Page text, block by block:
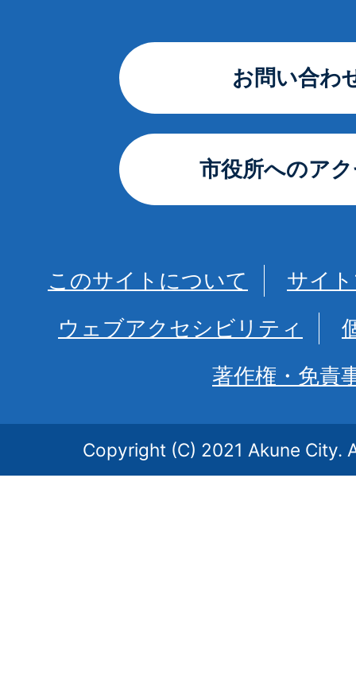
お問い合わ
市役所へのア
このサイトについて
サイ
ウェブアクセシビリティ
著作権・免責
Copyright (C) 2021 Akune City.